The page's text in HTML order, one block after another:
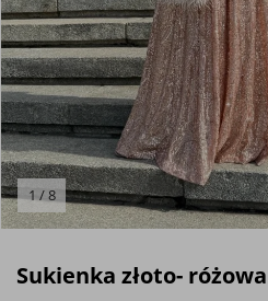
1 / 8
Sukienka złoto-